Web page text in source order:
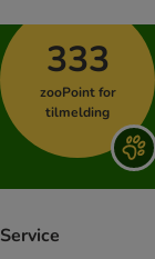
alpha spirit
Animonda
Applaws
Belcando
Beneful
BF Petfood
Bonzo
333
zooPoint for
tilmelding
Service